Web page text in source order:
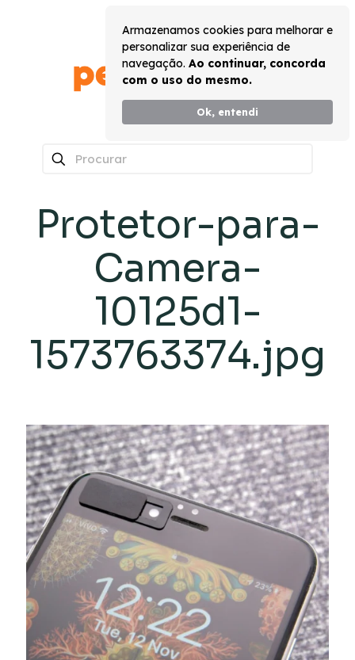
Armazenamos cookies para melhorar e
personalizar sua experiência de
navegação. Ao continuar, concorda
com o uso do mesmo.
Ok, entendi
Protetor-para-
Camera-
10125d1-
1573763374.jpg